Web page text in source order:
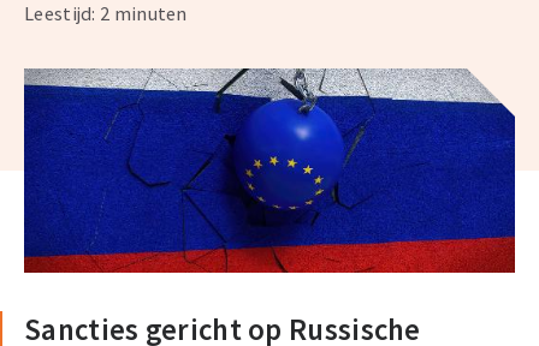
Leestijd: 2 minuten
Sancties gericht op Russische